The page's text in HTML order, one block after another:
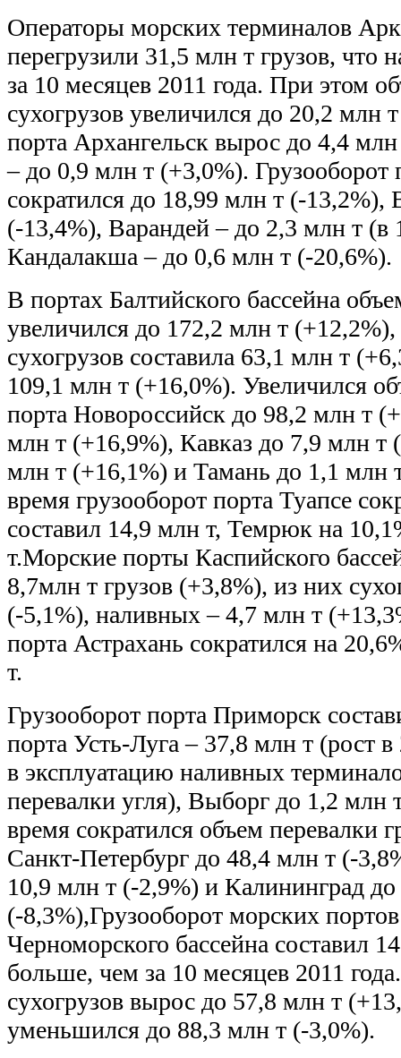
Операторы морских терминалов
перегрузили 31,5 млн т грузов, что
за 10 месяцев 2011 года. При этом
сухогрузов увеличился до 20,2 млн
порта Архангельск вырос до 4,4
– до 0,9 млн т (+3,0%).
сократился до 18,99 млн т (-
(-13,4%), Варандей – до 2,3 млн т (в
Кандалакша – до 0,6 млн т (-20,6%).
В портах Балтийского бассейна
увеличился до 172,2 млн т (+12,2%),
сухогрузов составила 63,1 млн т
109,1 млн т (+16,0%). Увеличился
порта Новороссийск до 98,2 млн т
млн т (+16,9%), Кавказ до 7,9 млн т
млн т (+16,1%) и Тамань до 1,1 млн
время грузооборот порта Туапсе
составил 14,9 млн т, Темрюк на
т.Морские порты Каспийского
8,7млн т грузов (+3,8%), из них
(-5,1%), наливных – 4,7 млн т
порта Астрахань сократился на
т.
Грузооборот порта Приморск
порта Усть-Луга – 37,8 млн т (рост в
в эксплуатацию наливных
перевалки угля), Выборг до 1,2 млн
время сократился объем перевалки
Санкт-Петербург до 48,4 млн т (-
10,9 млн т (-2,9%) и Калининград
(-8,3%),Грузооборот морских
Черноморского бассейна составил
больше, чем за 10 месяцев 2011
сухогрузов вырос до 57,8 млн т
уменьшился до 88,3 млн т (-3,0%).